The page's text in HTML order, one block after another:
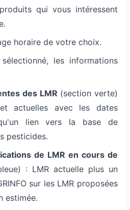
qui vous intéressent
horaire de votre choix.
les informations
des LMR (section verte)
actuelles avec les dates
lien vers la base de
pesticides.
de LMR en cours de
: LMR actuelle plus un
sur les LMR proposées
estimée.